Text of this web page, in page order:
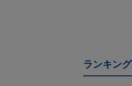
ランキング